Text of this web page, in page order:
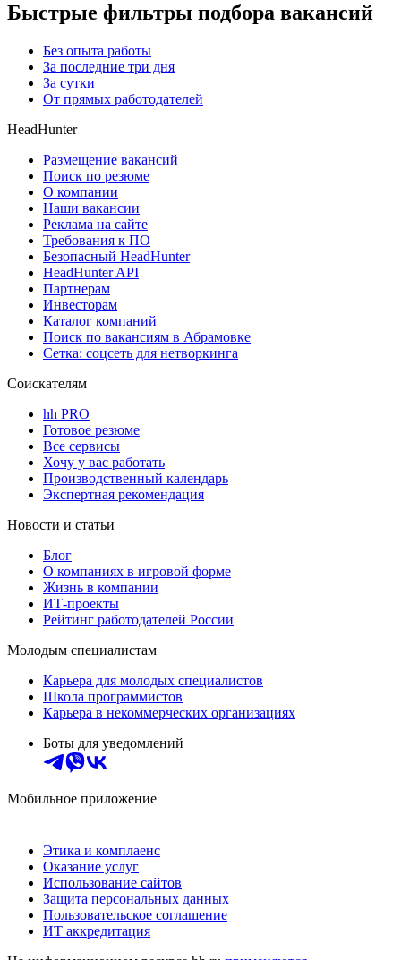
Быстрые фильтры подбора вакансий
Без опыта работы
За последние три дня
За сутки
От прямых работодателей
HeadHunter
Размещение вакансий
Поиск по резюме
О компании
Наши вакансии
Реклама на сайте
Требования к ПО
Безопасный HeadHunter
HeadHunter API
Партнерам
Инвесторам
Каталог компаний
Поиск по вакансиям в Абрамовке
Сетка: соцсеть для нетворкинга
Соискателям
hh PRO
Готовое резюме
Все сервисы
Хочу у вас работать
Производственный календарь
Экспертная рекомендация
Новости и статьи
Блог
О компаниях в игровой форме
Жизнь в компании
ИТ-проекты
Рейтинг работодателей России
Молодым специалистам
Карьера для молодых специалистов
Школа программистов
Карьера в некоммерческих организациях
Боты для уведомлений
Мобильное приложение
Этика и комплаенс
Оказание услуг
Использование сайтов
Защита персональных данных
Пользовательское соглашение
ИТ аккредитация